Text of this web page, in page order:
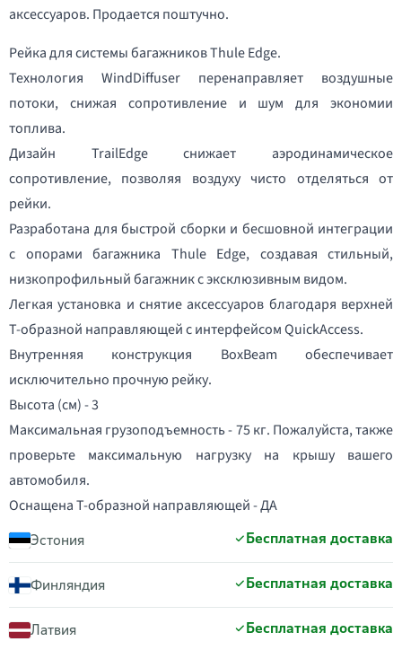
аксессуаров. Продается поштучно.
Рейка для системы багажников Thule Edge.
Технология WindDiffuser перенаправляет воздушные
потоки, снижая сопротивление и шум для экономии
топлива.
Дизайн TrailEdge снижает аэродинамическое
сопротивление, позволяя воздуху чисто отделяться от
рейки.
Разработана для быстрой сборки и бесшовной интеграции
с опорами багажника Thule Edge, создавая стильный,
низкопрофильный багажник с эксклюзивным видом.
Легкая установка и снятие аксессуаров благодаря верхней
T-образной направляющей с интерфейсом QuickAccess.
Внутренняя конструкция BoxBeam обеспечивает
исключительно прочную рейку.
Высота (см) - 3
Максимальная грузоподъемность - 75 кг. Пожалуйста, также
проверьте максимальную нагрузку на крышу вашего
автомобиля.
Оснащена T-образной направляющей - ДА
Эстония Бесплатная доставка
Финляндия Бесплатная доставка
Латвия Бесплатная доставка